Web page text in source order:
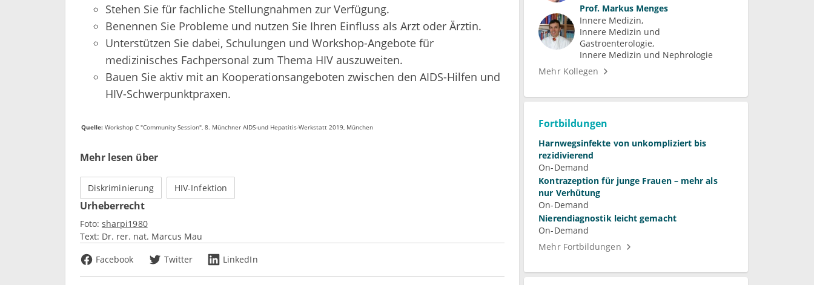
Stehen Sie für fachliche Stellungnahmen zur Verfügung.
Benennen Sie Probleme und nutzen Sie Ihren Einfluss als Arzt oder Ärztin.
Unterstützen Sie dabei, Schulungen und Workshop-Angebote für
medizinisches Fachpersonal zum Thema HIV auszuweiten.
Bauen Sie aktiv mit an Kooperationsangeboten zwischen den AIDS-Hilfen und
HIV-Schwerpunktpraxen.
Quelle:Workshop C "Community Session", 8. Münchner AIDS-und Hepatitis-Werkstatt 2019, München
Mehr lesen über
Diskriminierung HIV-Infektion
Urheberrecht
Foto: sharpi1980
Text: Dr. rer. nat. Marcus Mau
Facebook
Twitter LinkedIn
Prof. Markus Menges
Innere Medizin
Innere Medizin und
Gastroenterologie
Innere Medizin und Nephrologie
Mehr Kollegen
Fortbildungen
Harnwegsinfekte von unkompliziert bis
rezidivierend
On-Demand
Kontrazeption für junge Frauen – mehr als
nur Verhütung
On-Demand
Nierendiagnostik leicht gemacht
On-Demand
Mehr Fortbildungen